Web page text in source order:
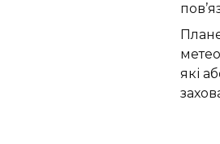
які